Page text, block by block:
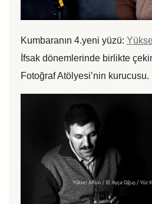
Kumbaranın 4.yeni yüzü:
İfsak dönemlerinde birlikte
Fotoğraf Atölyesi’nin kurucusu.